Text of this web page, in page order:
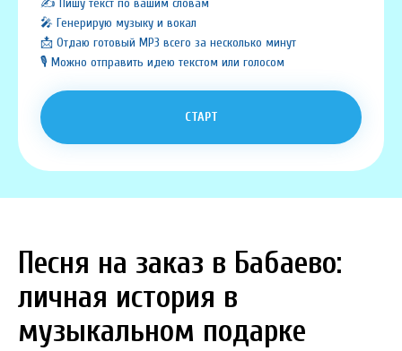
✍️ Пишу текст по вашим словам
🎤 Генерирую музыку и вокал
📩 Отдаю готовый MP3 всего за несколько минут
🎙️ Можно отправить идею текстом или голосом
СТАРТ
Песня на заказ в Бабаево:
личная история в
музыкальном подарке